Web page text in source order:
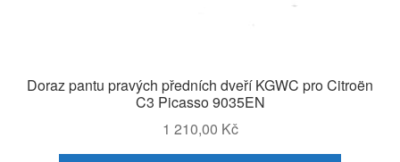
Doraz pantu pravých předních dveří KGWC pro Citroën
C3 Picasso 9035EN
1 210,00 Kč